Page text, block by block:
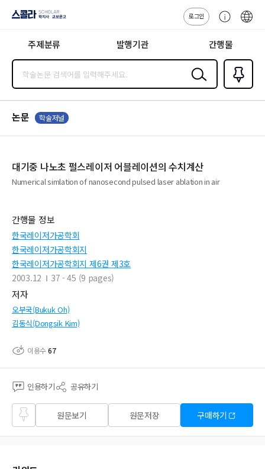
지사·교보문고
로그인
센
주제분류 발행기관 간행물
검색
즐겨찾
기0
논문 학술저널
대기중 나노초 펄스레이저 어블레이션의 수치계산
Numerical simlation of nanosecond pulsed laser ablation in air
간행물 정보
한국레이저가공학회
한국레이저가공학회지
한국레이저가공학회지 제6권 제3호
2003.12
37 - 45 (9 pages)
저자
오부국(Bukuk Oh)
김동식(Dongsik Kim)
이용수67
인용하기 공유하기
즐겨
찾기
원문보기 원문저장 구매하기